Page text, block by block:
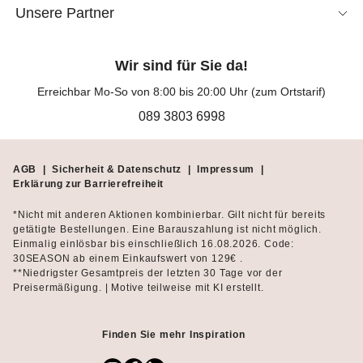
Anlässe geeignet. Kombinieren Sie Ihr Shirt mit verschiedenen
Das 3/4-Arm-Shirt für Damen: die schönsten
Bei MADELEINE Mode finden Sie Shirts mit 3/4-Arm aus ganz
Shirt aus reiner Baumwolle sehr angenehm. Das Material ist
natürlich, antiallergen und lässt Ihre Haut atmen. Je nach
Veredelung und Verarbeitung ist das Baumwollshirt knitterarm
oder verfügt über einen edlen Glanz. Viskose und Lyocell sind
Fasern, die in einem chemischen Prozess aus Zellstoff
hergestellt werden. Sehr angenehm ist, dass Sie ein 3/4-Arm-
Shirt aus einer dieser innovativen Fasern lange tragen können,
ohne dass es knittert oder an den Ellenbogen ausbeult. Ein
Unsere Partner
Wir sind für Sie da!
Erreichbar Mo-So von 8:00 bis 20:00 Uhr (zum Ortstarif)
089 3803 6998
AGB Sicherheit & Datenschutz Impressum
Erklärung zur Barrierefreiheit
*Nicht mit anderen Aktionen kombinierbar. Gilt nicht für bereits
getätigte Bestellungen. Eine Barauszahlung ist nicht möglich.
Einmalig einlösbar bis einschließlich 16.08.2026. Code:
30SEASON ab einem Einkaufswert von 129€ .
**Niedrigster Gesamtpreis der letzten 30 Tage vor der
Preisermäßigung. | Motive teilweise mit KI erstellt.
Finden Sie mehr Inspiration